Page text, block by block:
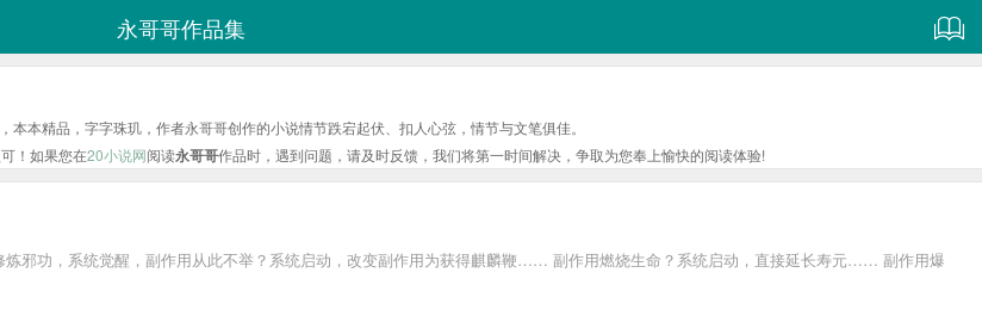
永哥哥作品集
本本精品，字字珠玑，作者永哥哥创作的小说情节跌宕起伏、扣人心弦，情节与文笔俱佳。
！如果您在20小说网阅读永哥哥作品时，遇到问题，请及时反馈，我们将第一时间解决，争取为您奉上愉快的阅读体验!
邪功，系统觉醒，副作用从此不举？系统启动，改变副作用为获得麒麟鞭…… 副作用燃烧生命？系统启动，直接延长寿元…… 副作用爆